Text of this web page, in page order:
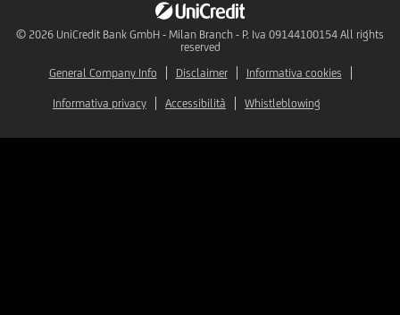
© 2026 UniCredit Bank GmbH - Milan Branch - P. Iva 09144100154 All rights
reserved
General Company Info
Disclaimer Informativa cookies
Informativa privacy Accessibilità Whistleblowing